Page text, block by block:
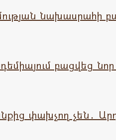
նախասրահի
բացվեց
փախչող չեն․